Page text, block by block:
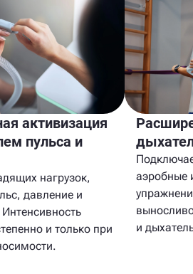
активизация
пульса и
нагрузок,
давление и
и только при
аэробные
и